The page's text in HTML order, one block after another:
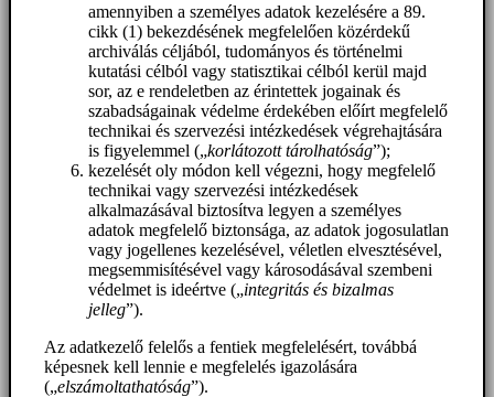
amennyiben a személyes adatok kezelésére a 89.
cikk (1) bekezdésének megfelelően közérdekű
archiválás céljából, tudományos és történelmi
kutatási célból vagy statisztikai célból kerül majd
sor, az e rendeletben az érintettek jogainak és
szabadságainak védelme érdekében előírt megfelelő
technikai és szervezési intézkedések végrehajtására
is figyelemmel („korlátozott tárolhatóság”);
kezelését oly módon kell végezni, hogy megfelelő
technikai vagy szervezési intézkedések
alkalmazásával biztosítva legyen a személyes
adatok megfelelő biztonsága, az adatok jogosulatlan
vagy jogellenes kezelésével, véletlen elvesztésével,
megsemmisítésével vagy károsodásával szembeni
védelmet is ideértve („integritás és bizalmas
jelleg”).
Az adatkezelő felelős a fentiek megfelelésért, továbbá
képesnek kell lennie e megfelelés igazolására
(„elszámoltathatóság”).